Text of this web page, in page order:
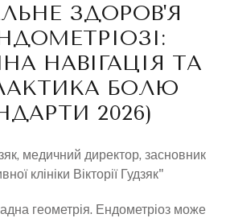
ЗДОРОВ'Я
НАВІГАЦІЯ ТА
БОЛЮ
2026)
медичний директор, засновник
клініки Вікторії Гудзяк"
геометрія. Ендометріоз може